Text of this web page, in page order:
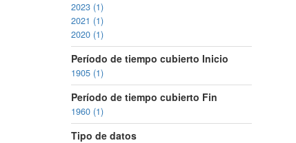
2023 (1)
2021 (1)
2020 (1)
Período de tiempo cubierto Inicio
1905 (1)
Período de tiempo cubierto Fin
1960 (1)
Tipo de datos